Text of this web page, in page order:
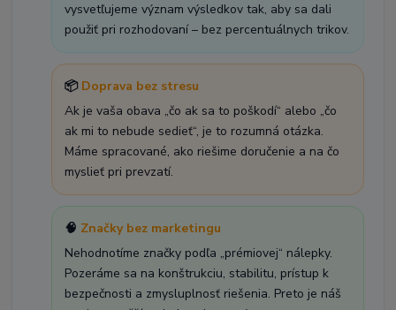
vysvetľujeme význam výsledkov tak, aby sa dali
použiť pri rozhodovaní – bez percentuálnych trikov.
📦 Doprava bez stresu
Ak je vaša obava „čo ak sa to poškodí“ alebo „čo
ak mi to nebude sedieť“, je to rozumná otázka.
Máme spracované, ako riešime doručenie a na čo
myslieť pri prevzatí.
🧠 Značky bez marketingu
Nehodnotíme značky podľa „prémiovej“ nálepky.
Pozeráme sa na konštrukciu, stabilitu, prístup k
bezpečnosti a zmysluplnosť riešenia. Preto je náš